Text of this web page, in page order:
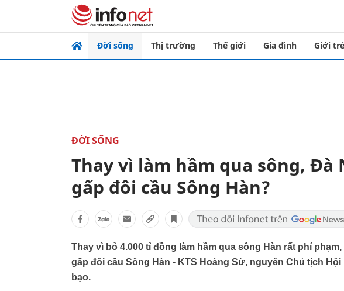
Đời sống Thị trường Thế giới Gia đình Giới trẻ
ĐỜI SỐNG
Thay vì làm hầm qua sông, Đà
gấp đôi cầu Sông Hàn?
Thay vì bỏ 4.000 tỉ đồng làm hầm qua sông Hàn rất phí
gấp đôi cầu Sông Hàn - KTS Hoàng Sừ, nguyên Chủ tịch
bạo.